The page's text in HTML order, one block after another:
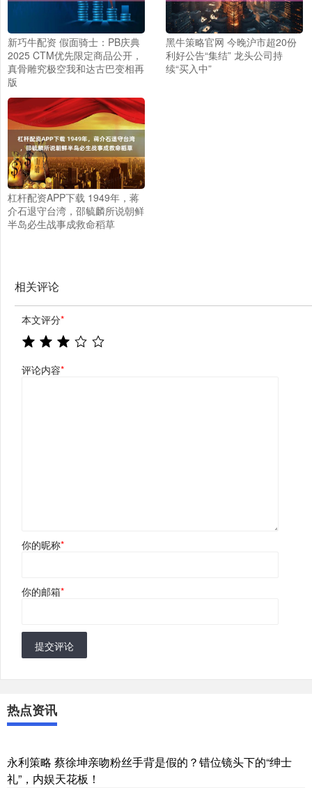
新巧牛配资 假面骑士：PB庆典
2025 CTM优先限定商品公开，
真骨雕究极空我和达古巴变相再
版
黑牛策略官网 今晚沪市超20份
利好公告“集结” 龙头公司持
续“买入中”
杠杆配资APP下载 1949年，蒋
介石退守台湾，邵毓麟所说朝鲜
半岛必生战事成救命稻草
相关评论
本文评分*
评论内容*
你的昵称*
你的邮箱*
提交评论
热点资讯
永利策略 蔡徐坤亲吻粉丝手背是假的？错位镜头下的“绅士
礼”，内娱天花板！